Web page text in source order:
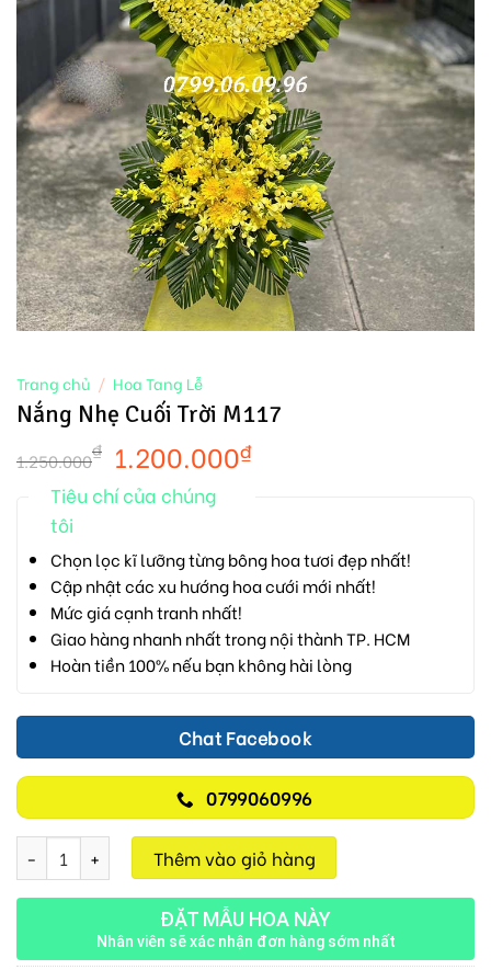
Trang chủ / Hoa Tang Lễ
Nắng Nhẹ Cuối Trời M117
1.250.000₫ 1.200.000₫
Tiêu chí của chúng
tôi
Chọn lọc kĩ lưỡng từng bông hoa tươi đẹp nhất!
Cập nhật các xu hướng hoa cưới mới nhất!
Mức giá cạnh tranh nhất!
Giao hàng nhanh nhất trong nội thành TP. HCM
Hoàn tiền 100% nếu bạn không hài lòng
Chat Facebook
0799060996
Nắng Nhẹ Cuối Trời M117 số lượng
Thêm vào giỏ hàng
ĐẶT MẪU HOA NÀY
Nhân viên sẽ xác nhận đơn hàng sớm nhất